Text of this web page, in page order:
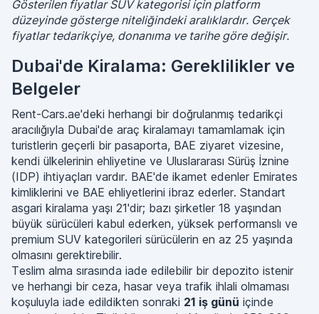
Gösterilen fiyatlar SUV kategorisi için platform
düzeyinde gösterge niteliğindeki aralıklardır. Gerçek
fiyatlar tedarikçiye, donanıma ve tarihe göre değişir.
Dubai'de Kiralama: Gereklilikler ve
Belgeler
Rent-Cars.ae'deki herhangi bir doğrulanmış tedarikçi
aracılığıyla Dubai'de araç kiralamayı tamamlamak için
turistlerin geçerli bir pasaporta, BAE ziyaret vizesine,
kendi ülkelerinin ehliyetine ve Uluslararası Sürüş İznine
(IDP) ihtiyaçları vardır. BAE'de ikamet edenler Emirates
kimliklerini ve BAE ehliyetlerini ibraz ederler. Standart
asgari kiralama yaşı 21'dir; bazı şirketler 18 yaşından
büyük sürücüleri kabul ederken, yüksek performanslı ve
premium SUV kategorileri sürücülerin en az 25 yaşında
olmasını gerektirebilir.
Teslim alma sırasında iade edilebilir bir depozito istenir
ve herhangi bir ceza, hasar veya trafik ihlali olmaması
koşuluyla iade edildikten sonraki 21 iş günü içinde